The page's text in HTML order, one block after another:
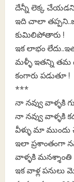
దేన్నీ లెక్క
ఇది చాలా
కుమిలిపోతారు !
ఇక లాభం
మళ్ళీ ఇతన్ని తమ
కంగారు పడుతూ !
***
నా నవ్వు వాళ్ళకి
నా నవ్వు వాళ్ళకి
వీళ్ళు మా
ఇలా ప్రశాంతంగా
వాళ్ళకి మనశ్శాంతి
ఇక వాళ్ల